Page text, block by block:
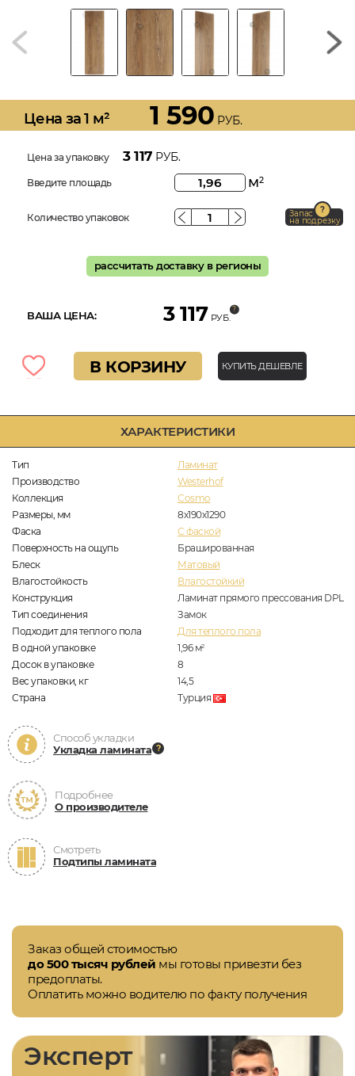
ХАРАКТЕРИСТИКИ
Тип
Ламинат
Производство
Westerhof
Коллекция
Cosmo
Размеры, мм
8х190х1290
Фаска
C фаской
Поверхность на ощупь
Брашированная
Блеск
Матовый
Влагостойкость
Влагостойкий
Конструкция
Ламинат прямого прессования DPL
Тип соединения
Замок
Подходит для теплого пола
Для теплого пола
В одной упаковке
1,96 м2
Досок в упаковке
8
Вес упаковки, кг
14,5
Страна
Турция
Способ укладки
Укладка ламината
Подробнее
О производителе
Смотреть
Подтипы ламината
Цена за 1 м² 1 590 РУБ.
Цена за упаковку 3 117 РУБ.
Введите площадь м2
Количество упаковок Запас
на подрезку
рассчитать доставку в регионы
ВАША ЦЕНА: 3 117 РУБ.
В КОРЗИНУ КУПИТЬ ДЕШЕВЛЕ
Заказ общей стоимостью
до 500 тысяч рублей мы готовы привезти без
предоплаты.
Оплатить можно водителю по факту получения
Эксперт